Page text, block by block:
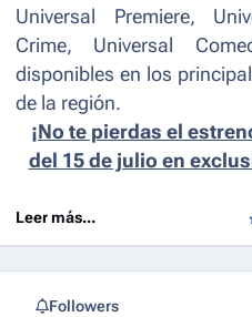
Universal Premiere,
Crime, Universal
disponibles en los
de la región.
¡No te pierdas el
del 15 de julio en
Leer más...
Followers